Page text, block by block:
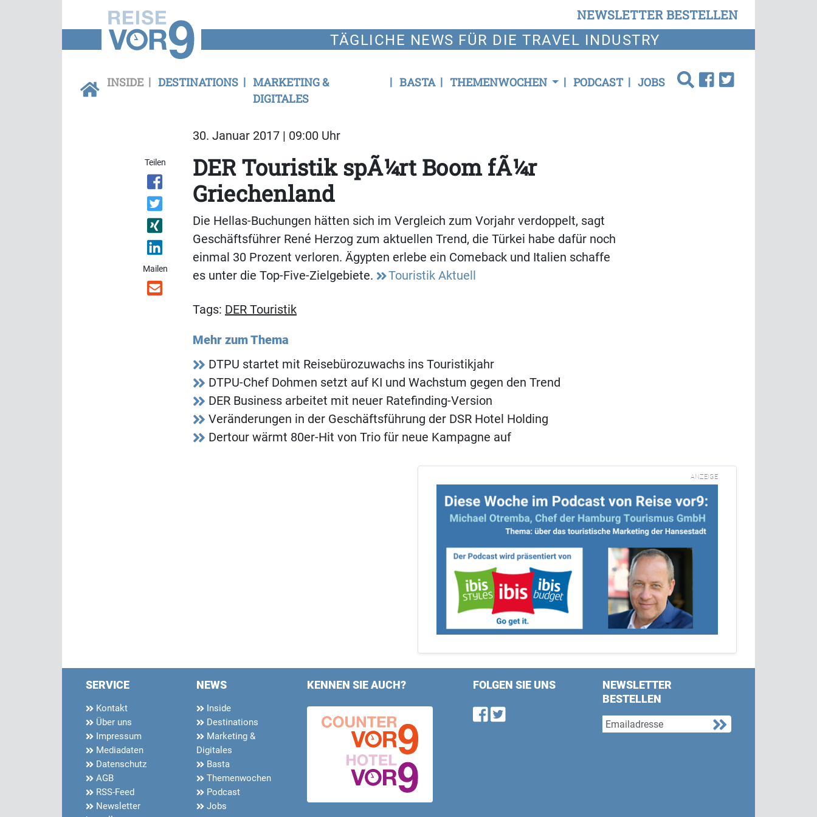
NEWSLETTER BESTELLEN
TÄGLICHE NEWS FÜR DIE TRAVEL INDUSTRY
INSIDE DESTINATIONS
MARKETING &
DIGITALES
BASTA THEMENWOCHEN PODCAST JOBS
30. Januar 2017 | 09:00 Uhr
Teilen
Mailen
DER Touristik spÃ¼rt Boom fÃ¼r
Griechenland
Die Hellas-Buchungen hätten sich im Vergleich zum Vorjahr verdoppelt, sagt
Geschäftsführer René Herzog zum aktuellen Trend, die Türkei habe dafür noch
einmal 30 Prozent verloren. Ägypten erlebe ein Comeback und Italien schaffe
es unter die Top-Five-Zielgebiete.
Touristik Aktuell
Tags: DER Touristik
Mehr zum Thema
DTPU startet mit Reisebürozuwachs ins Touristikjahr
DTPU-Chef Dohmen setzt auf KI und Wachstum gegen den Trend
DER Business arbeitet mit neuer Ratefinding-Version
Veränderungen in der Geschäftsführung der DSR Hotel Holding
Dertour wärmt 80er-Hit von Trio für neue Kampagne auf
ANZEIGE
SERVICE
Kontakt
Über uns
Impressum
Mediadaten
Datenschutz
AGB
RSS-Feed
Newsletter
NEWS
Inside
Destinations
Marketing &
Digitales
Basta
Themenwochen
Podcast
Jobs
KENNEN SIE AUCH? FOLGEN SIE UNS
Find us on Facebook
Follow us on Twitter
NEWSLETTER
BESTELLEN